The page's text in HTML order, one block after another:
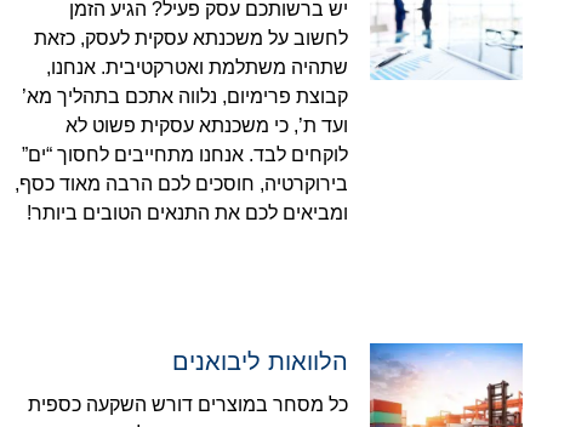
יש ברשותכם עסק פעיל? הגיע הזמן
לחשוב על משכנתא עסקית לעסק, כזאת
שתהיה משתלמת ואטרקטיבית. אנחנו,
קבוצת פרימיום, נלווה אתכם בתהליך מא’
ועד ת’, כי משכנתא עסקית פשוט לא
לוקחים לבד. אנחנו מתחייבים לחסוך “ים”
בירוקרטיה, חוסכים לכם הרבה מאוד כסף,
ומביאים לכם את התנאים הטובים ביותר!
הלוואות ליבואנים
כל מסחר במוצרים דורש השקעה כספית